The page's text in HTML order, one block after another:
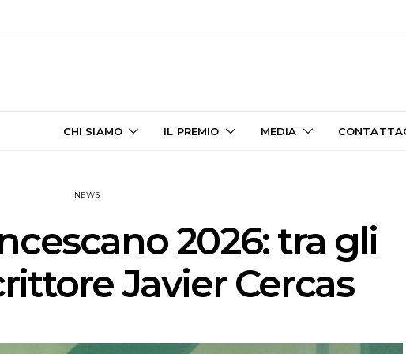
CHI SIAMO IL PREMIO MEDIA
NEWS
2026: tra gli
Javier Cercas